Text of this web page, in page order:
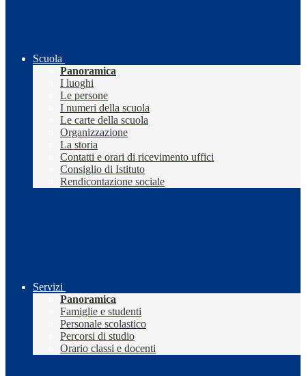
Scuola
Panoramica
I luoghi
Le persone
I numeri della scuola
Le carte della scuola
Organizzazione
La storia
Contatti e orari di ricevimento uffici
Consiglio di Istituto
Rendicontazione sociale
Servizi
Panoramica
Famiglie e studenti
Personale scolastico
Percorsi di studio
Orario classi e docenti